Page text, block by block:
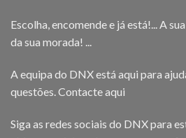
Escolha, encomende e já está!... A
da sua morada! ...
A equipa do DNX está aqui para
questões. Contacte aqui
Siga as redes sociais do DNX para